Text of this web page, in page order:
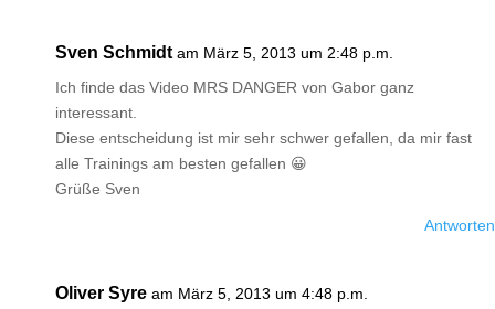
Sven Schmidt am März 5, 2013 um 2:48 p.m.
Ich finde das Video MRS DANGER von Gabor ganz
interessant.
Diese entscheidung ist mir sehr schwer gefallen, da mir fast
alle Trainings am besten gefallen 😀
Grüße Sven
Antworten
Oliver Syre am März 5, 2013 um 4:48 p.m.